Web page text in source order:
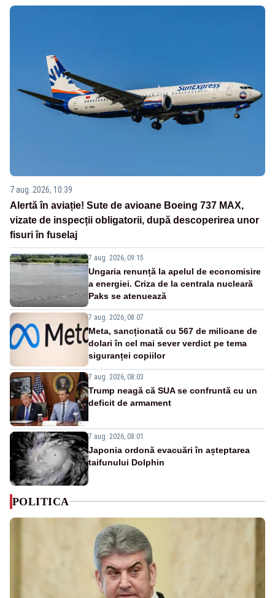
7 aug. 2026, 10:39
Alertă în aviație! Sute de avioane Boeing 737 MAX,
vizate de inspecții obligatorii, după descoperirea unor
fisuri în fuselaj
7 aug. 2026, 09:15
Ungaria renunță la apelul de economisire
a energiei. Criza de la centrala nucleară
Paks se atenuează
7 aug. 2026, 08:07
Meta, sancționată cu 567 de milioane de
dolari în cel mai sever verdict pe tema
siguranței copiilor
7 aug. 2026, 08:03
Trump neagă că SUA se confruntă cu un
deficit de armament
7 aug. 2026, 08:01
Japonia ordonă evacuări în așteptarea
taifunului Dolphin
POLITICA